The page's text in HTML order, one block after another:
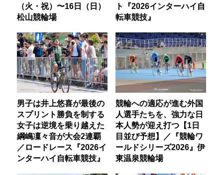
（火・祝）〜16日（日）
松山競輪場
ト『2026インターハイ自
転車競技』
男子は井上悠喜が最後の
スプリント勝負を制する
女子は逆境を乗り越えた
綱嶋凜々音が大会2連覇
／ロードレース『2026イ
ンターハイ自転車競技』
競輪への適応が進む外国
人選手たちを、強力な日
本人勢が迎え打つ【1日
目並び予想】／『競輪ワ
ールドシリーズ2026』伊
東温泉競輪場